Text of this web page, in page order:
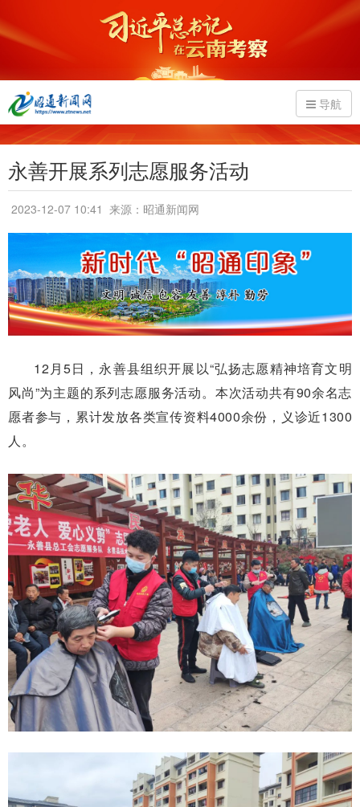
导航
永善开展系列志愿服务活动
2023-12-07 10:41 来源：昭通新闻网
12月5日，永善县组织开展以“弘扬志愿精神培育文明
风尚”为主题的系列志愿服务活动。本次活动共有90余名志
愿者参与，累计发放各类宣传资料4000余份，义诊近1300
人。